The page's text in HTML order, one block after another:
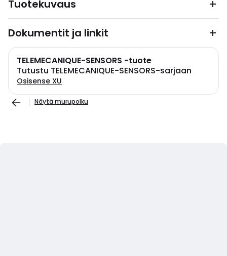
Tuotekuvaus
Dokumentit ja linkit
TELEMECANIQUE-SENSORS -tuote
Tutustu TELEMECANIQUE-SENSORS-sarjaan
Osisense XU
Näytä murupolku